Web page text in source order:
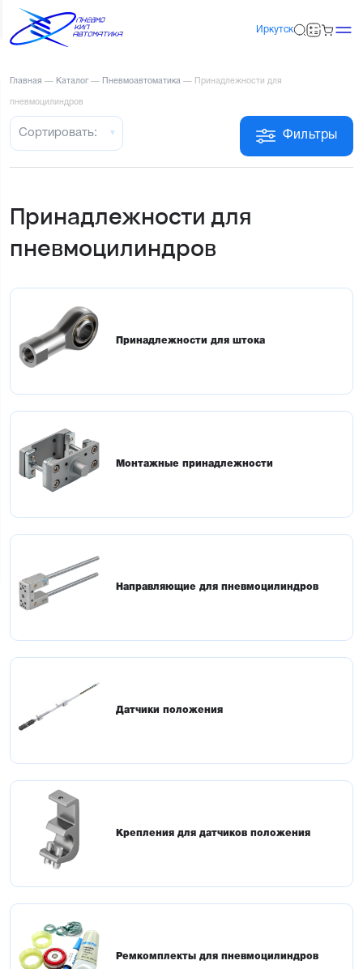
Иркутск
Главная — Каталог — Пневмоавтоматика — Принадлежности для
пневмоцилиндров
Фильтры
Сортировать:
Принадлежности для
пневмоцилиндров
Принадлежности для штока
Монтажные принадлежности
Направляющие для пневмоцилиндров
Датчики положения
Крепления для датчиков положения
Ремкомплекты для пневмоцилиндров